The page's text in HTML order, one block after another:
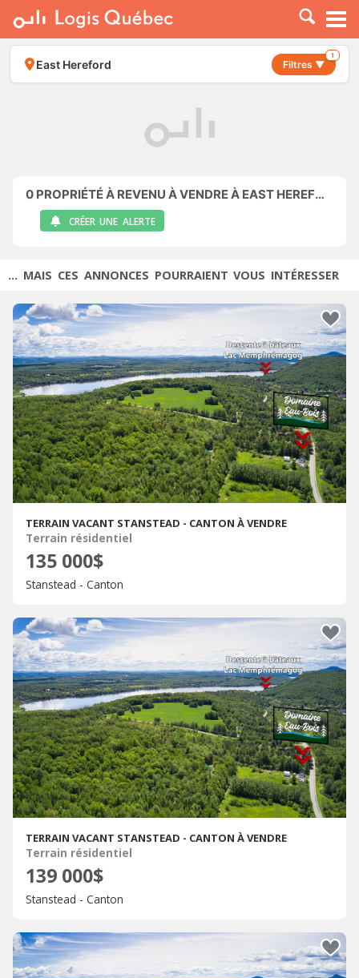
À LOUER
À VENDRE
PLACER UNE ANNONCE
East Hereford Filtres ▼
1
0 PROPRIÉTÉ À REVENU À VENDRE À EAST HEREFORD
CRÉER UNE ALERTE
... MAIS CES ANNONCES POURRAIENT VOUS INTÉRESSER
TERRAIN VACANT STANSTEAD - CANTON À VENDRE
Terrain résidentiel
135 000$
Stanstead - Canton
TERRAIN VACANT STANSTEAD - CANTON À VENDRE
Terrain résidentiel
139 000$
Stanstead - Canton